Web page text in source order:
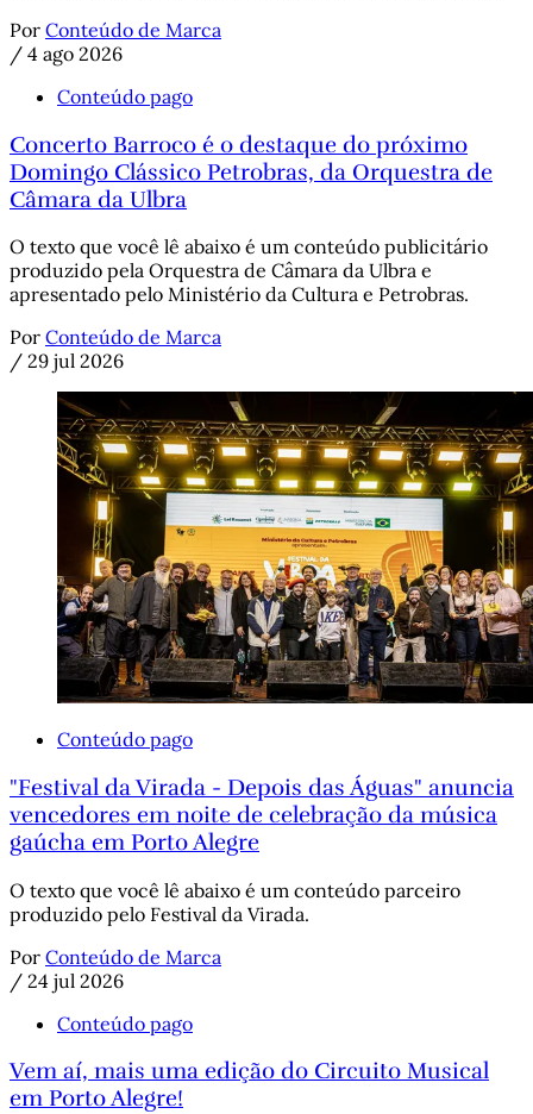
Por Conteúdo de Marca
/ 4 ago 2026
Conteúdo pago
Concerto Barroco é o destaque do próximo
Domingo Clássico Petrobras, da Orquestra de
Câmara da Ulbra
O texto que você lê abaixo é um conteúdo publicitário
produzido pela Orquestra de Câmara da Ulbra e
apresentado pelo Ministério da Cultura e Petrobras.
Por Conteúdo de Marca
/ 29 jul 2026
Conteúdo pago
"Festival da Virada - Depois das Águas" anuncia
vencedores em noite de celebração da música
gaúcha em Porto Alegre
O texto que você lê abaixo é um conteúdo parceiro
produzido pelo Festival da Virada.
Por Conteúdo de Marca
/ 24 jul 2026
Conteúdo pago
Vem aí, mais uma edição do Circuito Musical
em Porto Alegre!